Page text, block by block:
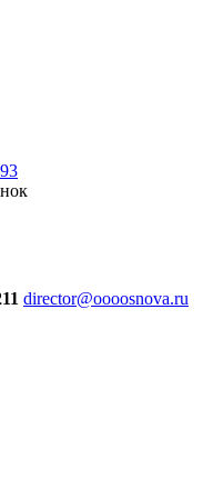
director@oooosnova.ru